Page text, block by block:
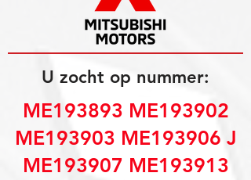
U zocht op nummer:
ME193893 ME193902
ME193903 ME193906 J
ME193907 ME193913